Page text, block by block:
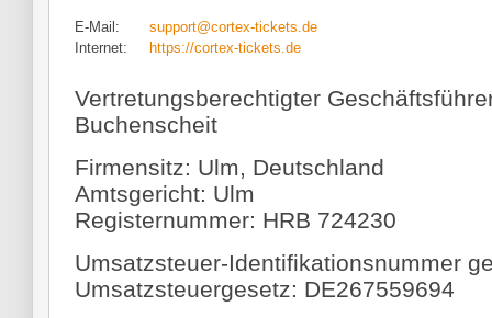
E-Mail:
support@cortex-tickets.de
Internet:
https://cortex-tickets.de
Vertretungsberechtigter
Buchenscheit
Firmensitz: Ulm, Deutschland
Amtsgericht: Ulm
Registernummer: HRB 724230
Umsatzsteuer-Identifikationsnummer
Umsatzsteuergesetz: DE267559694